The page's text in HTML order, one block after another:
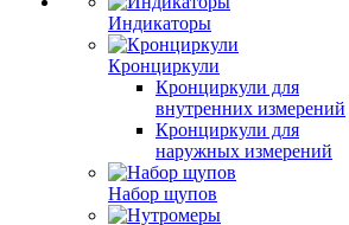
Индикаторы
Кронциркули
Кронциркули для
внутренних измерений
Кронциркули для
наружных измерений
Набор щупов